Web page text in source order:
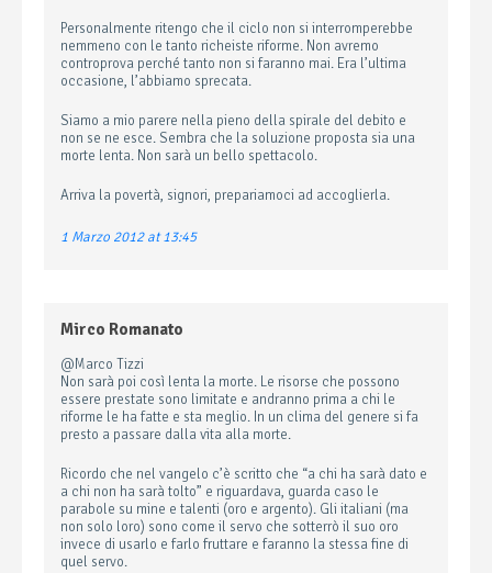
Personalmente ritengo che il ciclo non si interromperebbe
nemmeno con le tanto richeiste riforme. Non avremo
controprova perché tanto non si faranno mai. Era l’ultima
occasione, l’abbiamo sprecata.
Siamo a mio parere nella pieno della spirale del debito e
non se ne esce. Sembra che la soluzione proposta sia una
morte lenta. Non sarà un bello spettacolo.
Arriva la povertà, signori, prepariamoci ad accoglierla.
1 Marzo 2012 at 13:45
Mirco Romanato
@Marco Tizzi
Non sarà poi così lenta la morte. Le risorse che possono
essere prestate sono limitate e andranno prima a chi le
riforme le ha fatte e sta meglio. In un clima del genere si fa
presto a passare dalla vita alla morte.
Ricordo che nel vangelo c’è scritto che “a chi ha sarà dato e
a chi non ha sarà tolto” e riguardava, guarda caso le
parabole su mine e talenti (oro e argento). Gli italiani (ma
non solo loro) sono come il servo che sotterrò il suo oro
invece di usarlo e farlo fruttare e faranno la stessa fine di
quel servo.